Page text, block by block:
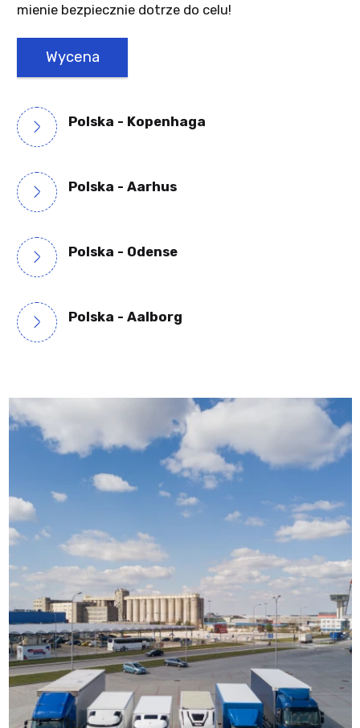
mienie bezpiecznie dotrze do celu!
Wycena
Polska - Kopenhaga
Polska - Aarhus
Polska - Odense
Polska - Aalborg